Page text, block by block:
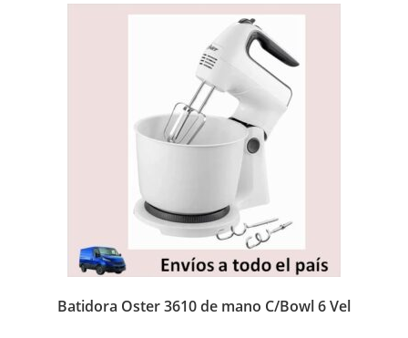
Batidora Oster 3610 de mano C/Bowl 6 Vel